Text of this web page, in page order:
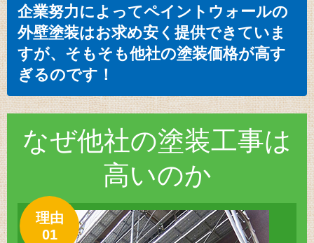
企業努力によってペイントウォールの
外壁塗装はお求め安く提供できていま
すが、そもそも他社の塗装価格が高す
ぎるのです！
なぜ他社の塗装工事は
高いのか
理由
01